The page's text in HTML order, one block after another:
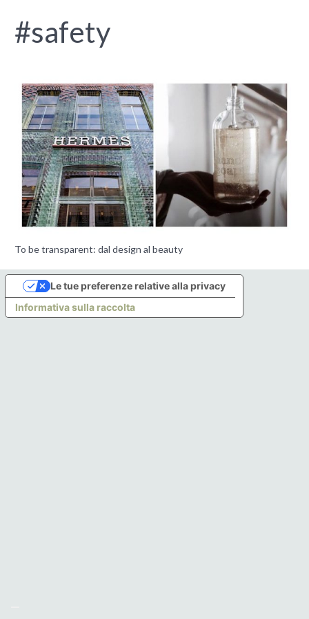
#safety
To be transparent: dal design al beauty
Informativa sulla raccolta
Le tue preferenze relative alla privacy